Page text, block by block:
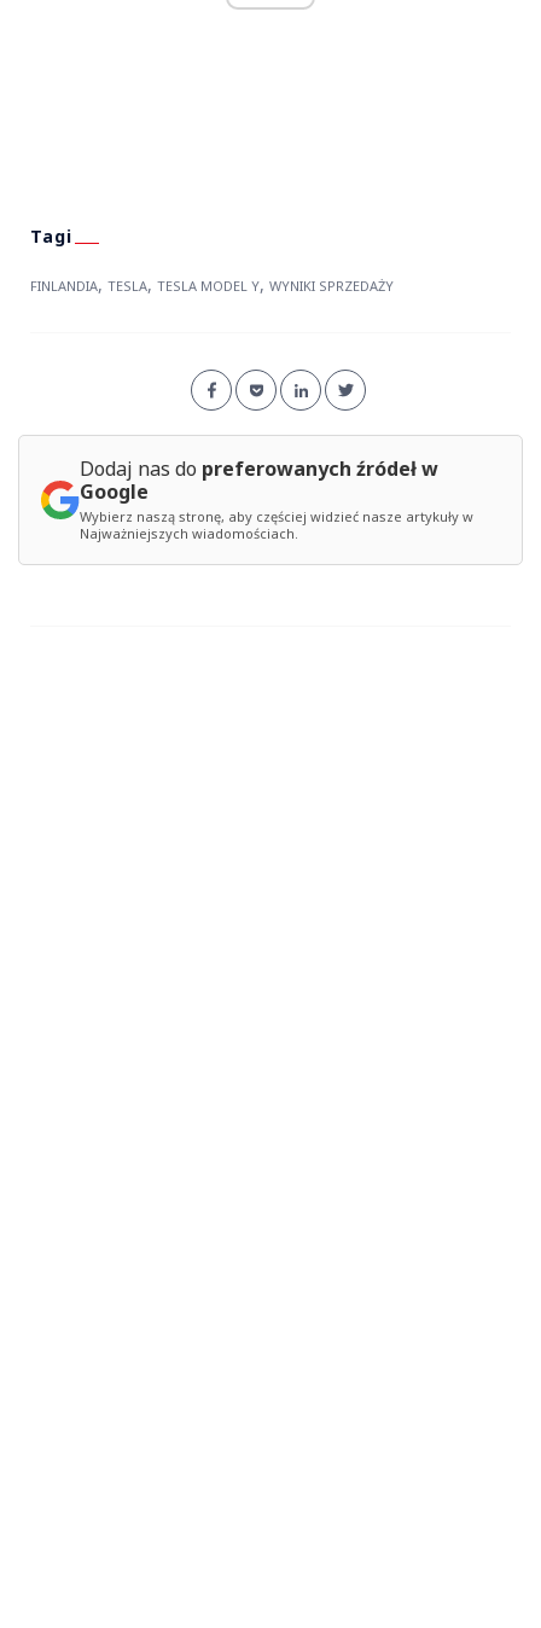
FINLANDIA, TESLA, TESLA MODEL Y, WYNIKI SPRZEDAŻY
Dodaj nas do preferowanych źródeł w
Google
Wybierz naszą stronę, aby częściej widzieć nasze artykuły w
Najważniejszych wiadomościach.